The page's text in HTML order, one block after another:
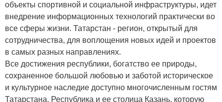
объекты спортивной и социальной инфраструктуры, идет
внедрение информационных технологий практически во
все сферы жизни. Татарстан - регион, открытый для
сотрудничества, для воплощения новых идей и проектов
в самых разных направлениях.
Все достижения республики, богатство ее природы,
сохраненное большой любовью и заботой историческое
и культурное наследие доступно многочисленным гостям
Татарстана. Республика и ее столица Казань, которую